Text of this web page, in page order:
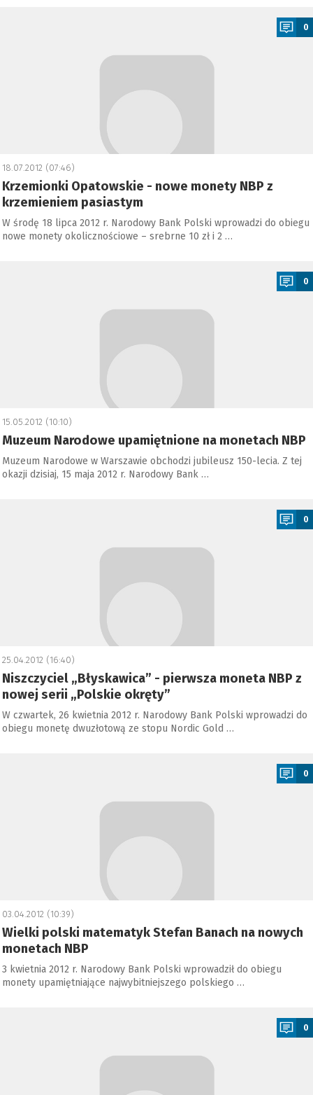
0
18.07.2012 (07:46)
Krzemionki Opatowskie - nowe monety NBP z
krzemieniem pasiastym
W środę 18 lipca 2012 r. Narodowy Bank Polski wprowadzi do obiegu
nowe monety okolicznościowe – srebrne 10 zł i 2 …
0
15.05.2012 (10:10)
Muzeum Narodowe upamiętnione na monetach NBP
Muzeum Narodowe w Warszawie obchodzi jubileusz 150-lecia. Z tej
okazji dzisiaj, 15 maja 2012 r. Narodowy Bank …
0
25.04.2012 (16:40)
Niszczyciel „Błyskawica” - pierwsza moneta NBP z
nowej serii „Polskie okręty”
W czwartek, 26 kwietnia 2012 r. Narodowy Bank Polski wprowadzi do
obiegu monetę dwuzłotową ze stopu Nordic Gold …
0
03.04.2012 (10:39)
Wielki polski matematyk Stefan Banach na nowych
monetach NBP
3 kwietnia 2012 r. Narodowy Bank Polski wprowadził do obiegu
monety upamiętniające najwybitniejszego polskiego …
0